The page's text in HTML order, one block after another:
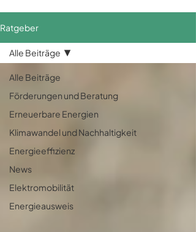
Ratgeber
Alle Beiträge
Förderungen und Beratung
Erneuerbare Energien
Klimawandel und Nachhaltigkeit
Energieeffizienz
News
Elektromobilität
Energieausweis
Alle Beiträge